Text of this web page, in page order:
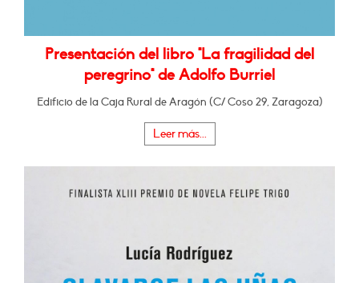
Presentación del libro "La fragilidad del
peregrino" de Adolfo Burriel
Edificio de la Caja Rural de Aragón (C/ Coso 29, Zaragoza)
Leer más...